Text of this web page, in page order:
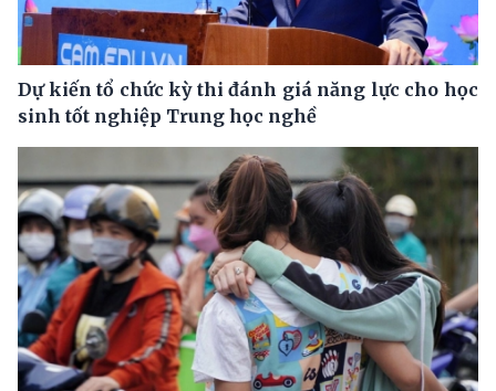
Dự kiến tổ chức kỳ thi đánh giá năng lực cho học
sinh tốt nghiệp Trung học nghề